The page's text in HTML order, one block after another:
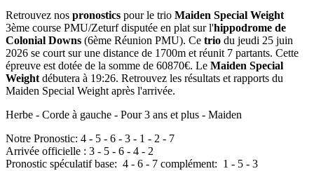
Retrouvez nos pronostics pour le trio Maiden Special Weight
3ème course PMU/Zeturf disputée en plat sur l'hippodrome de
Colonial Downs (6ème Réunion PMU). Ce trio du jeudi 25 juin
2026 se court sur une distance de 1700m et réunit 7 partants. Cette
épreuve est dotée de la somme de 60870€. Le Maiden Special
Weight débutera à 19:26. Retrouvez les résultats et rapports du
Maiden Special Weight après l'arrivée.
Herbe - Corde à gauche - Pour 3 ans et plus - Maiden
Notre Pronostic: 4 - 5 - 6 - 3 - 1 - 2 - 7
Arrivée officielle : 3 - 5 - 6 - 4 - 2
Pronostic spéculatif base: 4 - 6 - 7 complément: 1 - 5 - 3